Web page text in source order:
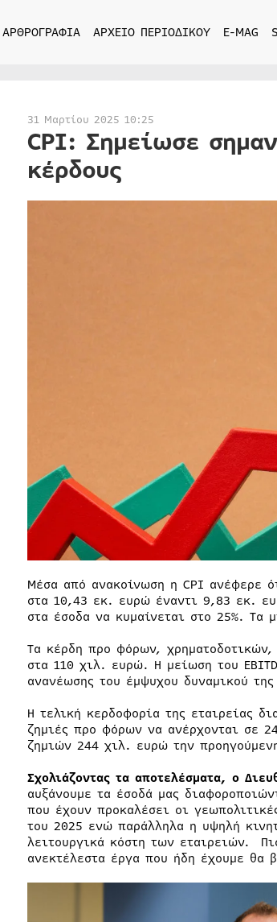
ΑΡΘΡΟΓΡΑΦΙΑ ΑΡΧΕΙΟ ΠΕΡΙΟΔΙΚΟΥ E-MAG
31 Μαρτίου 2025 10:25
CPI: Σημείωσε
κέρδους
Μέσα από ανακοίνωση η CPI ανέφερε
στα 10,43 εκ. ευρώ έναντι 9,83 εκ.
στα έσοδα να κυμαίνεται στο 25%.
Τα κέρδη προ φόρων,
στα 110 χιλ. ευρώ. Η μείωση του
ανανέωσης του έμψυχου δυναμικού της
Η τελική κερδοφορία της εταιρείας
ζημιές προ φόρων να ανέρχονται σε
ζημιών 244 χιλ. ευρώ την
Σχολιάζοντας τα αποτελέσματα, ο
αυξάνουμε τα έσοδά μας
που έχουν προκαλέσει οι
του 2025 ενώ παράλληλα η υψηλή
λειτουργικά κόστη των εταιρειών.
ανεκτέλεστα έργα που ήδη έχουμε θα